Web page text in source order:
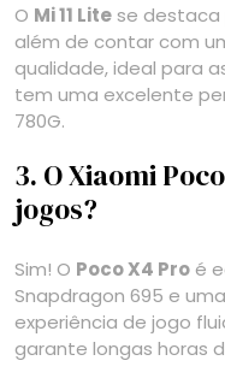
O Mi 11 Lite se destaca
além de contar com
qualidade, ideal para
tem uma excelente
780G.
3. O Xiaomi
jogos?
Sim! O Poco X4 Pro é
Snapdragon 695 e
experiência de jogo
garante longas horas